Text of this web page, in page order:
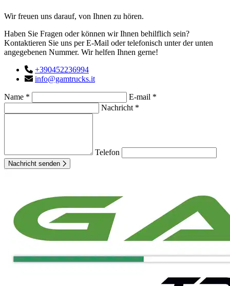
Wir freuen uns darauf, von Ihnen zu hören.
Haben Sie Fragen oder können wir Ihnen behilflich sein?
Kontaktieren Sie uns per E-Mail oder telefonisch unter der unten
angegebenen Nummer. Wir helfen Ihnen gerne!
+390452236994
info@gamtrucks.it
Name *
E-mail *
Nachricht *
Telefon
Nachricht senden